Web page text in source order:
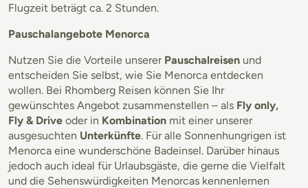
Flugzeit beträgt ca. 2 Stunden.
Pauschalangebote Menorca
Nutzen Sie die Vorteile unserer Pauschalreisen und
entscheiden Sie selbst, wie Sie Menorca entdecken
wollen. Bei Rhomberg Reisen können Sie Ihr
gewünschtes Angebot zusammenstellen – als Fly only,
Fly & Drive oder in Kombination mit einer unserer
ausgesuchten Unterkünfte. Für alle Sonnenhungrigen ist
Menorca eine wunderschöne Badeinsel. Darüber hinaus
jedoch auch ideal für Urlaubsgäste, die gerne die Vielfalt
und die Sehenswürdigkeiten Menorcas kennenlernen